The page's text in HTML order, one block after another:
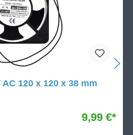
120 x 120 x 38 mm
9,99 €*